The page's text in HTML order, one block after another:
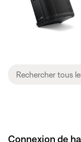
Connexion de